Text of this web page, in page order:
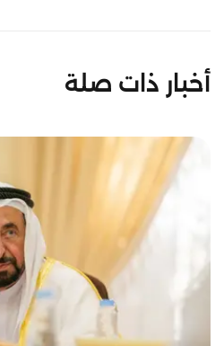
أخبار ذات صلة